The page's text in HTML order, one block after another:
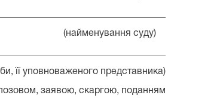
(найменування суду)
її уповноваженого представника)
заявою, скаргою, поданням